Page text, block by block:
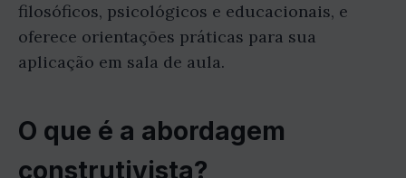
filosóficos, psicológicos e educacionais, e
oferece orientações práticas para sua
aplicação em sala de aula.
O que é a abordagem
construtivista?